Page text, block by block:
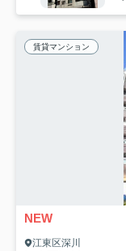
賃貸マンション
NEW
江東区深川